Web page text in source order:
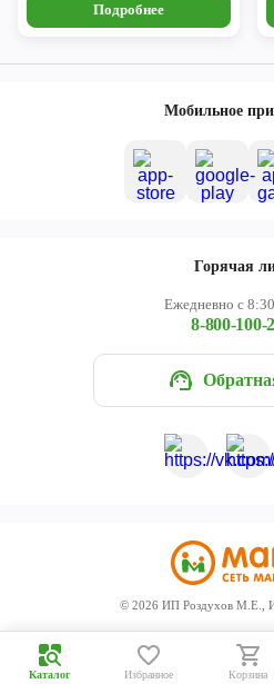
Подробнее
Мобильное
Горячая
Ежедневно с
8-800-100-
© 2026 ИП Роздухов М.Е.,
Каталог Избранное Корзина